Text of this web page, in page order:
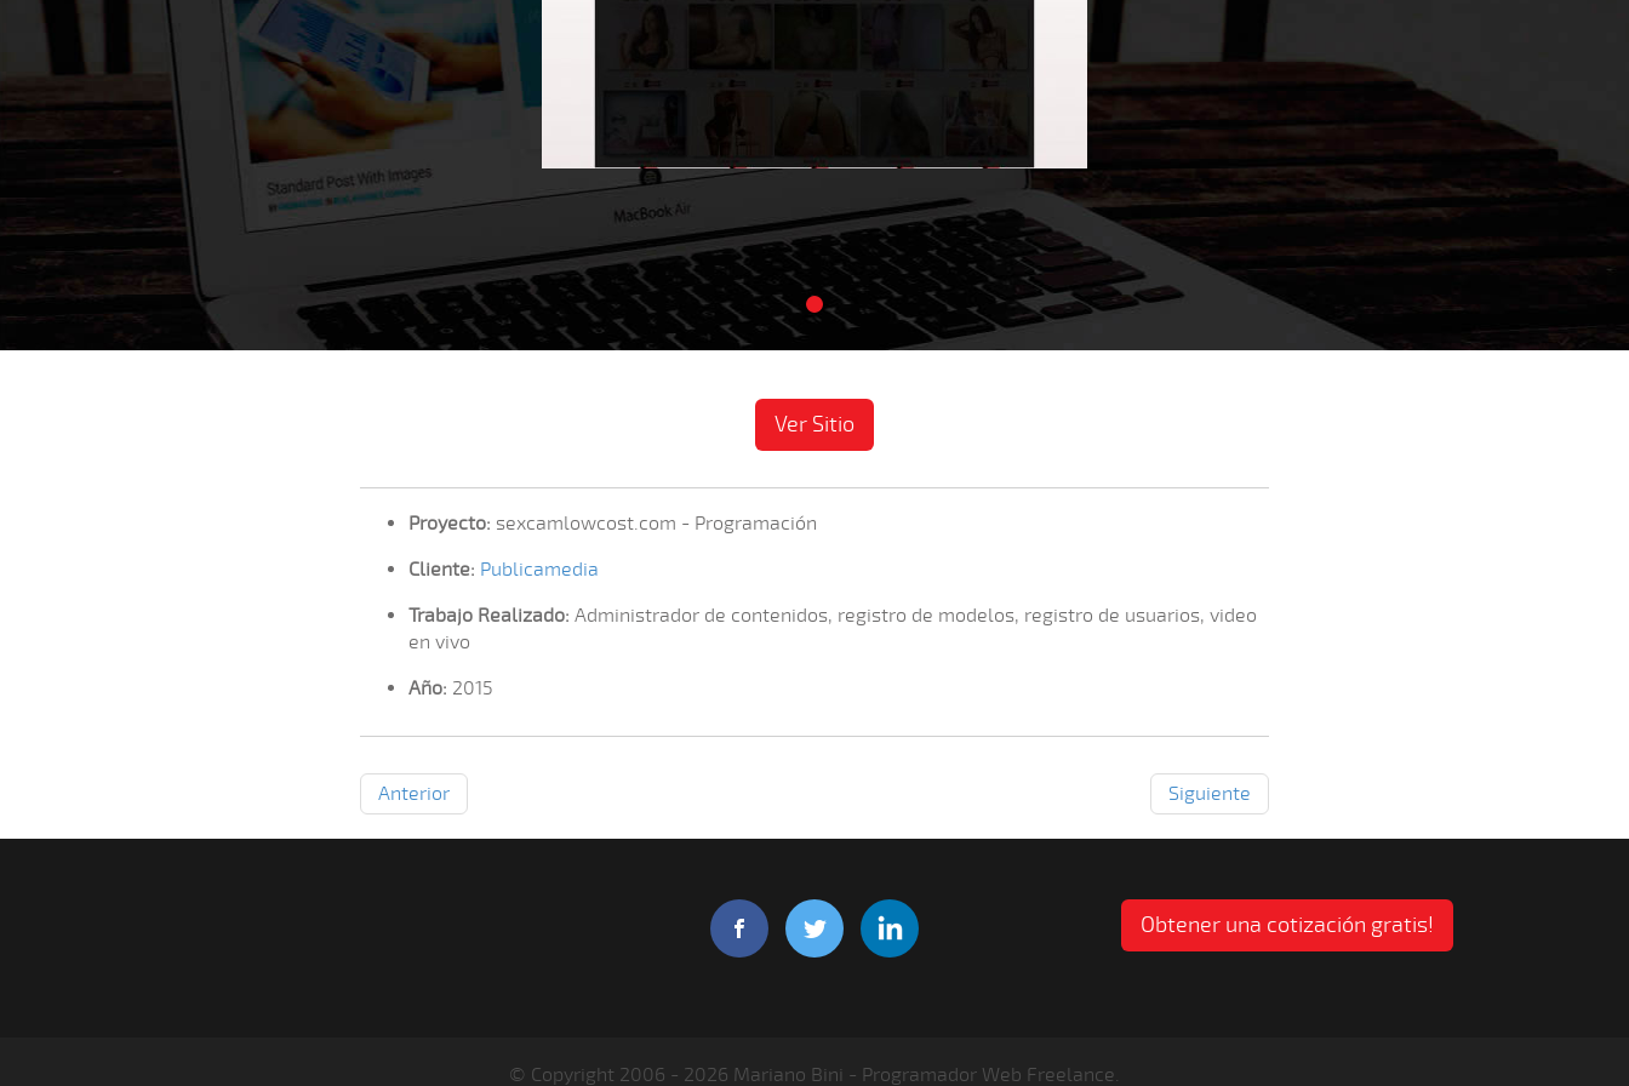
Ver Sitio
Proyecto: sexcamlowcost.com - Programación
Cliente: Publicamedia
Trabajo Realizado: Administrador de contenidos, registro de modelos, registro de usuarios, video
en vivo
Año: 2015
Anterior Siguiente
Obtener una cotización gratis!
© Copyright 2006 - 2026 Mariano Bini - Programador Web Freelance.